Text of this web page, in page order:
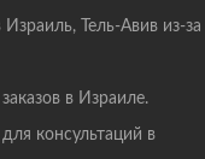
Тель-Авив из-за
в Израиле.
консультаций в